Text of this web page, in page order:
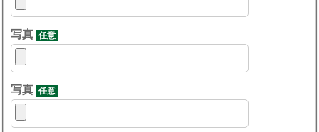
写真 任意
写真 任意